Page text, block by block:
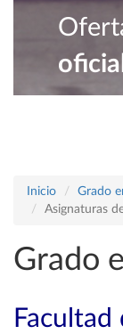
Inicio
Grado
Asignaturas
Grado
Facultad